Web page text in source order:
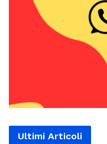
Ultimi Articoli